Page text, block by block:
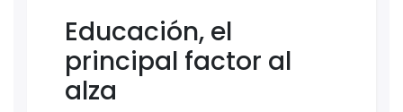
Educación, el
principal factor al
alza